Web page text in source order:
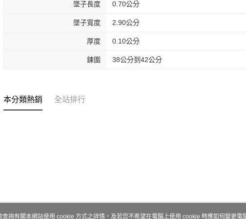
墜子長度 0.70公分
墜子寬度 2.90公分
厚度 0.10公分
鍊圍 38公分到42公分
本分類熱銷 全站排行
詢有關本網站使用 cookie 方式之詳情，及若您不希望在電腦上使用 cookie 時應如何變更電